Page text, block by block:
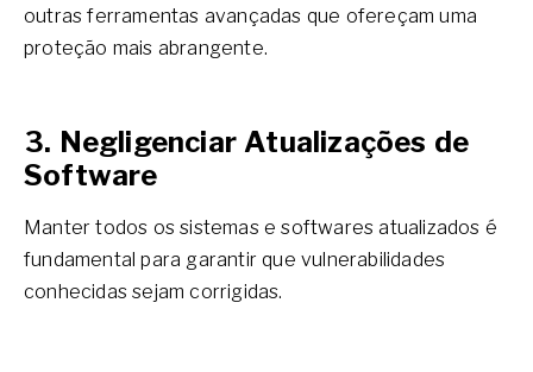
outras ferramentas avançadas que ofereçam uma
proteção mais abrangente.
3. Negligenciar Atualizações de
Software
Manter todos os sistemas e softwares atualizados é
fundamental para garantir que vulnerabilidades
conhecidas sejam corrigidas.